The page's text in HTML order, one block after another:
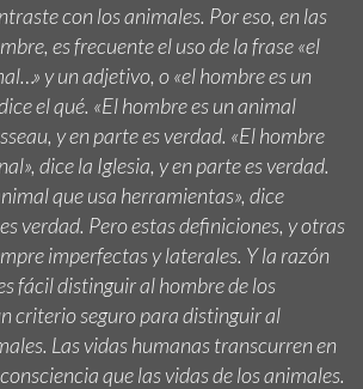
con los animales. Por eso, en las
es frecuente el uso de la frase «el
y un adjetivo, o «el hombre es un
el qué. «El hombre es un animal
y en parte es verdad. «El hombre
dice la Iglesia, y en parte es verdad.
que usa herramientas», dice
verdad. Pero estas definiciones, y otras
imperfectas y laterales. Y la razón
fácil distinguir al hombre de los
criterio seguro para distinguir al
Las vidas humanas transcurren en
que las vidas de los animales.